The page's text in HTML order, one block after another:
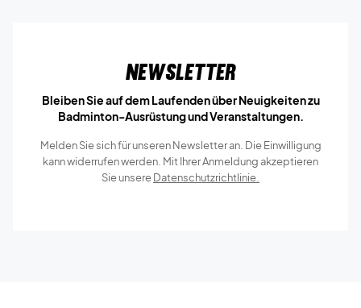
Newsletter
Bleiben Sie auf dem Laufenden über Neuigkeiten zu
Badminton-Ausrüstung und Veranstaltungen.
Melden Sie sich für unseren Newsletter an. Die Einwilligung
kann widerrufen werden. Mit Ihrer Anmeldung akzeptieren
Sie unsereDatenschutzrichtlinie.